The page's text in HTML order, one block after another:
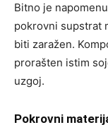
Bitno je
pokrovni supstrat
biti zaražen.
prorašten istim
uzgoj.
Pokrovni